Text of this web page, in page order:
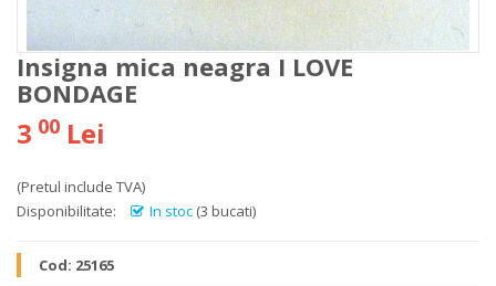
Insigna mica neagra I LOVE
BONDAGE
3 00 Lei
(Pretul include TVA)
Disponibilitate:
In stoc (3 bucati)
Cod: 25165